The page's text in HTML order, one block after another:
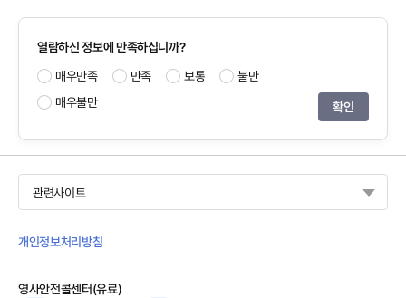
열람하신 정보에 만족하십니까?
매우만족
만족 보통
불만
매우불만
관련사이트
개인정보처리방침
영사안전콜센터(유료)